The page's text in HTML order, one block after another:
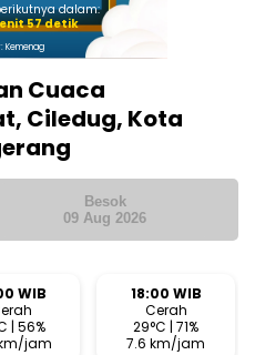
dalam:
56 detik
Kemenag
Cuaca
Ciledug, Kota
Besok
09 Aug 2026
WIB
| 56%
jam
18:00 WIB
Cerah
29°C | 71%
7.6 km/jam